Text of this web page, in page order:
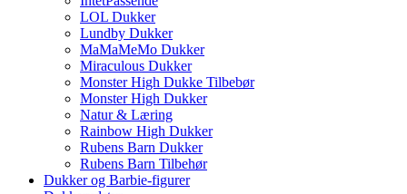
LOL Dukker
Lundby Dukker
MaMaMeMo Dukker
Miraculous Dukker
Monster High Dukke Tilbebør
Monster High Dukker
Natur & Læring
Rainbow High Dukker
Rubens Barn Dukker
Rubens Barn Tilbehør
Dukker og Barbie-figurer